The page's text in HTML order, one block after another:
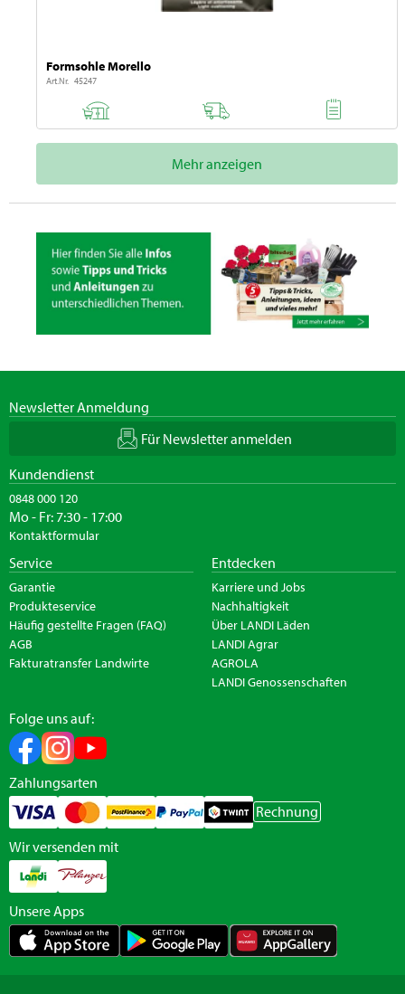
Formsohle Morello
Art.Nr. 45247
Mehr anzeigen
Newsletter Anmeldung
Für Newsletter anmelden
Kundendienst
0848 000 120
Mo - Fr: 7:30 - 17:00
Kontaktformular
Service
Garantie
Produkteservice
Häufig gestellte Fragen (FAQ)
AGB
Fakturatransfer Landwirte
Entdecken
Karriere und Jobs
Nachhaltigkeit
Über LANDI Läden
LANDI Agrar
AGROLA
LANDI Genossenschaften
Folge uns auf:
Zahlungsarten
Rechnung
Wir versenden mit
Unsere Apps